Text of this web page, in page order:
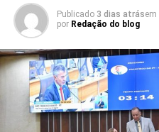
Publicado 3 dias atrásem
por Redação do blog